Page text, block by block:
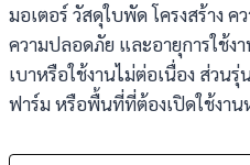
มอเตอร์ วัสดุใบพัด โครงสร้าง
ความปลอดภัย และอายุการใช้ง
เบาหรือใช้งานไม่ต่อเนื่อง ส่วน
ฟาร์ม หรือพื้นที่ที่ต้องเปิดใช้งาน